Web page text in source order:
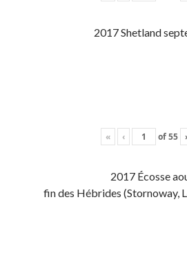
2017 Shetland
« ‹ of55 ›
2017 Écosse
fin des Hébrides (Stornoway,